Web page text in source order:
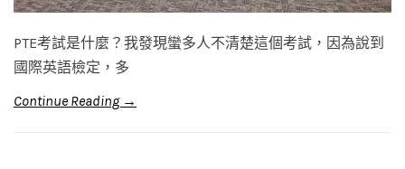
PTE考試是什麼？我發現蠻多人不清楚這個考試，因為說到
國際英語檢定，多
Continue Reading →